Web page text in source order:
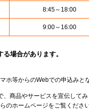
8:45～18:00
9:00～16:00
場合があります。
ホ等からのWebでの申込みと
、商品やサービスを宣伝して
のホームページをご覧くださ